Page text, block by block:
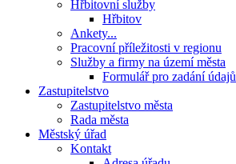
Hřbitovní služby
Hřbitov
Ankety...
Pracovní příležitosti v regionu
Služby a firmy na území města
Formulář pro zadání údajů
Zastupitelstvo
Zastupitelstvo města
Rada města
Městský úřad
Kontakt